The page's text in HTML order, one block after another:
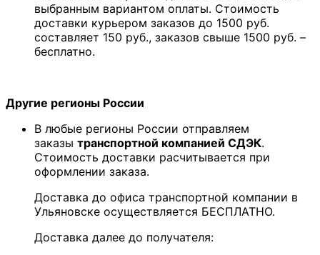
выбранным вариантом оплаты. Стоимость
доставки курьером заказов до 1500 руб.
составляет 150 руб., заказов свыше 1500 руб. –
бесплатно.
Другие регионы России
В любые регионы России отправляем
заказы транспортной компанией СДЭК.
Стоимость доставки расчитывается при
оформлении заказа.
Доставка до офиса транспортной компании в
Ульяновске осуществляется БЕСПЛАТНО.
Доставка далее до получателя: